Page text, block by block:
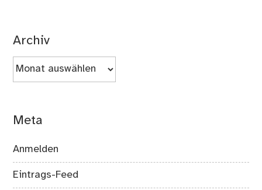
Archiv
Archiv
Meta
Anmelden
Eintrags-Feed